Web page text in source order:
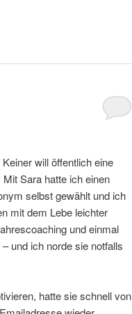
will öffentlich eine
Sara hatte ich einen
selbst gewählt und ich
mit dem Lebe leichter
und einmal
und ich norde sie notfalls
hatte sie schnell von